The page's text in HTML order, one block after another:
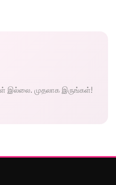
இல்லை. முதலாக இருங்கள்!